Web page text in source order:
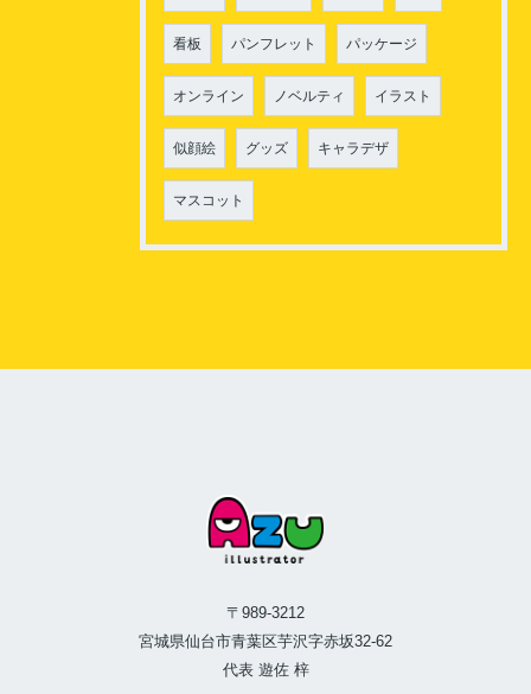
看板 パンフレット パッケージ
オンライン ノベルティ イラスト
似顔絵 グッズ キャラデザ
マスコット
〒989-3212
宮城県仙台市青葉区芋沢字赤坂32-62
代表 遊佐 梓
お問い合わせはこちら